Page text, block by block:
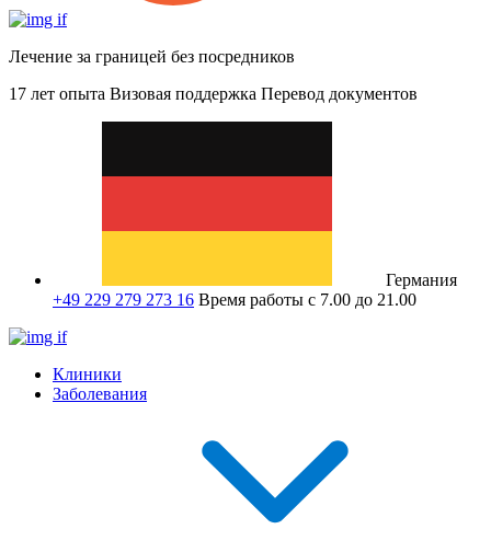
Лечение за границей без посредников
17 лет опыта Визовая поддержка Перевод документов
Германия
+49 229 279 273 16 Время работы с 7.00 до 21.00
Клиники
Заболевания